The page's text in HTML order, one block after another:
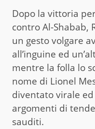
Dopo la vittoria
contro Al-Shabab,
un gesto volgare
all’inguine ed
mentre la folla lo
nome di Lionel
diventato virale
argomenti di
sauditi.